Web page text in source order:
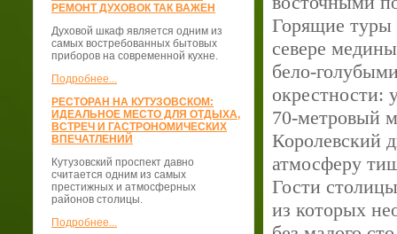
РЕМОНТ ДУХОВОК ТАК ВАЖЕН
Духовой шкаф является одним из
самых востребованных бытовых
приборов на современной кухне.
Подробнее...
РЕСТОРАН НА КУТУЗОВСКОМ:
ИДЕАЛЬНОЕ МЕСТО ДЛЯ ОТДЫХА,
ВСТРЕЧ И ГАСТРОНОМИЧЕСКИХ
ВПЕЧАТЛЕНИЙ
Кутузовский проспект давно
считается одним из самых
престижных и атмосферных
районов столицы.
Подробнее...
Горящие туры
севере
бело-
окрестности:
70-метровый
Королевский
атмосферу
Гости
из которых